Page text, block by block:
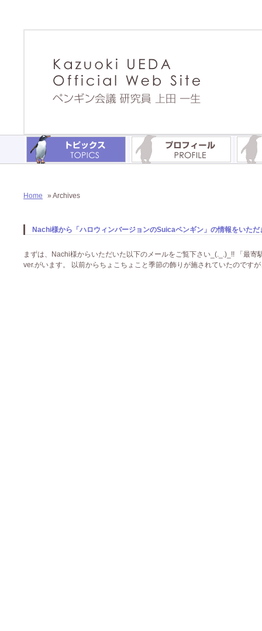
Home » Archives
Nachi様から「ハロウィンバージョンのSuicaペンギン」の情報をいた
まずは、Nachi様からいただいた以下のメールをご覧下さい_(._.)_!! 「最
ver.がいます。 以前からちょこちょこと季節の飾りが施されていたのです